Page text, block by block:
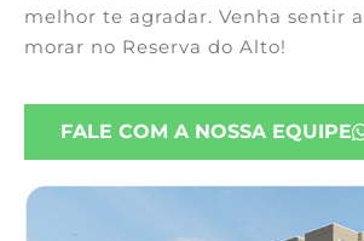
melhor te agradar. Venha sentir
morar no Reserva do Alto!
FALE COM A NOSSA EQUIPE